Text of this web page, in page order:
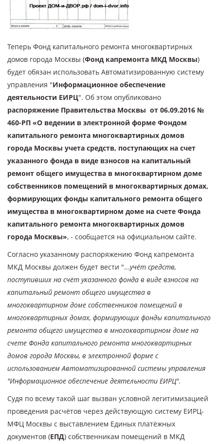
Теперь Фонд капитального ремонта многоквартирных
домов города Москвы (Фонд капремонта МКД Москвы)
будет обязан использовать Автоматизированную систему
управления "Информационное обеспечение
деятельности ЕИРЦ". Об этом опубликовано
распоряжение Правительства Москвы от 06.09.2016 №
460-РП «О ведении в электронной форме Фондом
капитального ремонта многоквартирных домов
города Москвы учета средств, поступающих на счет
указанного фонда в виде взносов на капитальный
ремонт общего имущества в многоквартирном доме
собственников помещений в многоквартирных домах,
формирующих фонды капитального ремонта общего
имущества в многоквартирном доме на счете Фонда
капитального ремонта многоквартирных домов
города Москвы», - сообщается на официальном сайте.
Согласно указанному распоряжению Фонд капремонта
МКД Москвы должен будет вести "...учёт средств,
поступивших на счёт указанного фонда в виде взносов на
капитальный ремонт общего имущества в
многоквартирном доме собственников помещений в
многоквартирных домах, формирующих фонды капитального
ремонта общего имущества в многоквартирном доме на
счете Фонда капитального ремонта многоквартирных
домов города Москвы, в электронной форме с
использованием Автоматизированной системы управления
"Информационное обеспечение деятельности ЕИРЦ".
Судя по всему такой шаг вызван условной легитимизацией
проведения расчётов через действующую систему ЕИРЦ-
МФЦ Москвы с выставлением Единых платёжных
документов (ЕПД) собственникам помещений в МКД